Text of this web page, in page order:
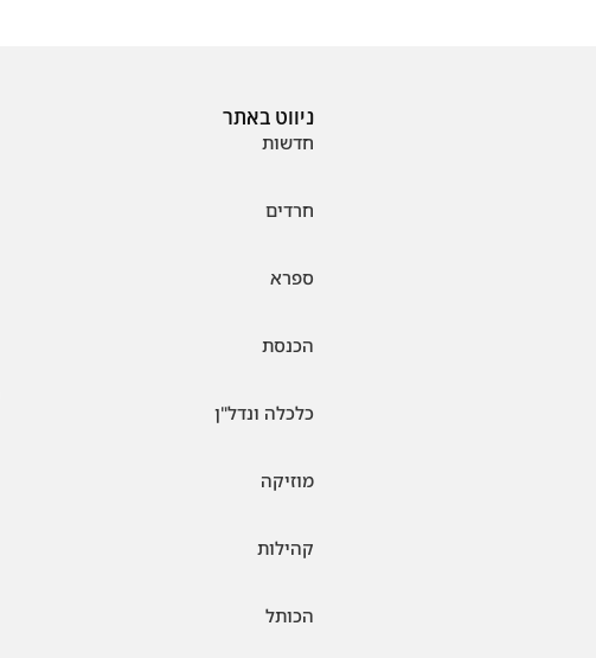
ניווט באתר
חדשות
חרדים
ספרא
הכנסת
כלכלה ונדל"ן
מוזיקה
קהילות
הכותל